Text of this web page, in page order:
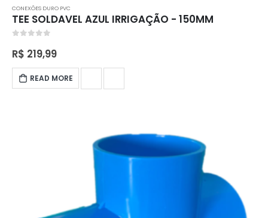
CONEXÕES DURO PVC
TEE SOLDAVEL AZUL IRRIGAÇÃO - 150MM
R$ 219,99
READ MORE